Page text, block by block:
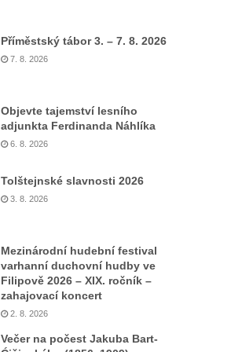
Příměstský tábor 3. – 7. 8. 2026
7. 8. 2026
Objevte tajemství lesního
adjunkta Ferdinanda Náhlíka
6. 8. 2026
Tolštejnské slavnosti 2026
3. 8. 2026
Mezinárodní hudební festival
varhanní duchovní hudby ve
Filipově 2026 – XIX. ročník –
zahajovací koncert
2. 8. 2026
Večer na počest Jakuba Bart-